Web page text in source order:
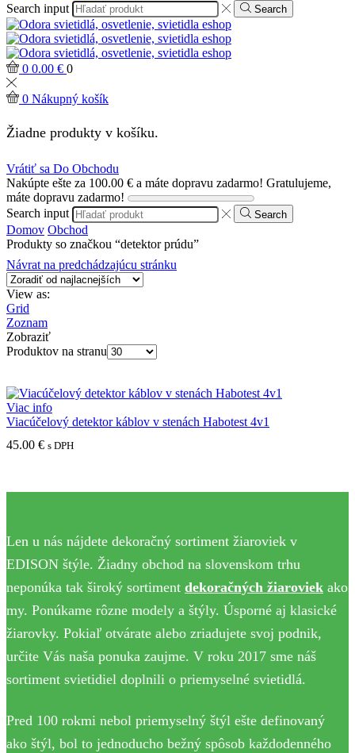
Search input
Search
0 0.00 € 0
0 Nákupný košík
Žiadne produkty v košíku.
Vrátiť sa Do Obchodu
Nakúpte ešte za 100.00 € a máte dopravu zadarmo! Gratulujeme,
máte dopravu zadarmo!
Search input
Search
Domov Obchod
Produkty so značkou “detektor prúdu”
Návrat na predchádzajúcu stránku
View as:
Grid
Zoznam
Zobraziť
Produktov na stranu
Viac info
Viacúčelový detektor káblov v stenách Habotest 4v1
45.00 € s DPH
Len u nás nájdete dekoračný sortiment žiaroviek v
EDISON štýle. Žiadny obchod na slovenskom trhu
neponúka tak široký sortiment dekoračných žiaroviek ako
my. Ponúkame rôzne modely a štýly. Úsporné aj klasické
žiarovky. Pokiaľ otvárate alebo zriadujete svoj podnik,
určite Vás naša ponuka zaujme. V roku 2017 sme náš
sortiment svietidiel doplnili o priemyselné svietidlá.
Pred 100 rokmi nebol priemyselný štýl ešte definovaný
ako štýl, bol to jednoducho bežný spôsob každodenného